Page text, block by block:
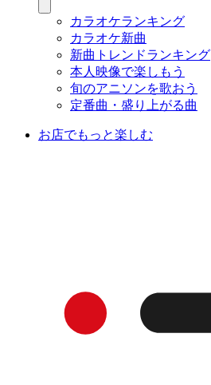
カラオケランキング
カラオケ新曲
新曲トレンドランキング
本人映像で楽しもう
旬のアニソンを歌おう
定番曲・盛り上がる曲
お店でもっと楽しむ